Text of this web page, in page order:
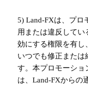
5) Land-FXは、プロ
用または違反して
効にする権限を有し
いつでも修正または
す。本プロモーショ
は、Land-FXからの